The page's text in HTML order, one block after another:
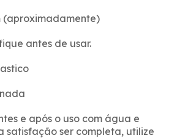
(aproximadamente)
antes de usar.
e após o uso com água e
satisfação ser completa, utilize